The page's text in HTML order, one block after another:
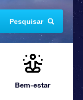
Pesquisar
Bem-estar